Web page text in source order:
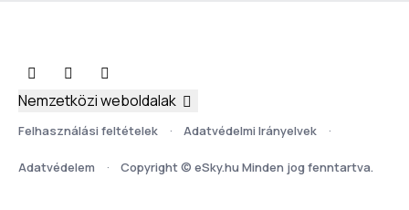
Felhasználási feltételek Adatvédelmi Irányelvek
Adatvédelem Copyright © eSky.hu Minden jog fenntartva.
Nemzetközi weboldalak